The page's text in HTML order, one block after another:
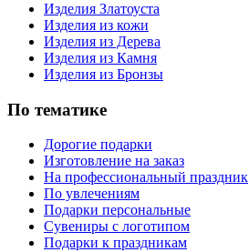
Изделия Златоуста
Изделия из кожи
Изделия из Дерева
Изделия из Камня
Изделия из Бронзы
По тематике
Дорогие подарки
Изготовление на заказ
На профессиональный праздник
По увлечениям
Подарки персональные
Сувениры с логотипом
Подарки к праздникам